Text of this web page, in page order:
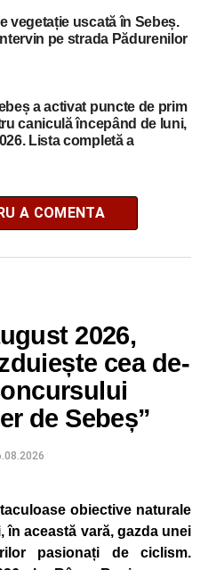
vegetație uscată în Sebeș.
pe strada Pădurenilor
a activat puncte de prim
caniculă începând de luni,
Lista completă a
A COMENTA
2026,
cea de-
de Sebeș”
obiective naturale
în această vară, gazda unei
pasionați de ciclism.